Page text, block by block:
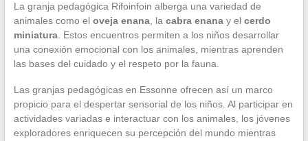
La granja pedagógica Rifoinfoin alberga una variedad de
animales como el oveja enana, la cabra enanay el cerdo
miniatura. Estos encuentros permiten a los niños desarrollar
una conexión emocional con los animales, mientras aprenden
las bases del cuidado y el respeto por la fauna.
Las granjas pedagógicas en Essonne ofrecen así un marco
propicio para el despertar sensorial de los niños. Al participar en
actividades variadas e interactuar con los animales, los jóvenes
exploradores enriquecen su percepción del mundo mientras